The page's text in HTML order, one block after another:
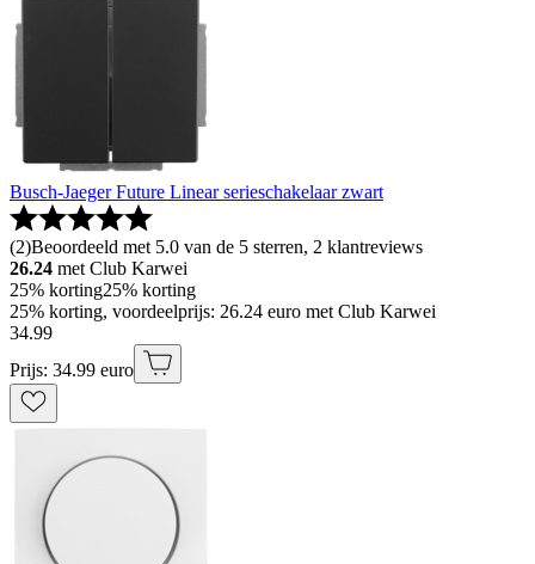
Busch-Jaeger Future Linear serieschakelaar zwart
(2)Beoordeeld met 5.0 van de 5 sterren, 2 klantreviews
26.24 met Club Karwei
25% korting25% korting
25% korting, voordeelprijs: 26.24 euro met Club Karwei
34.99
Prijs: 34.99 euro